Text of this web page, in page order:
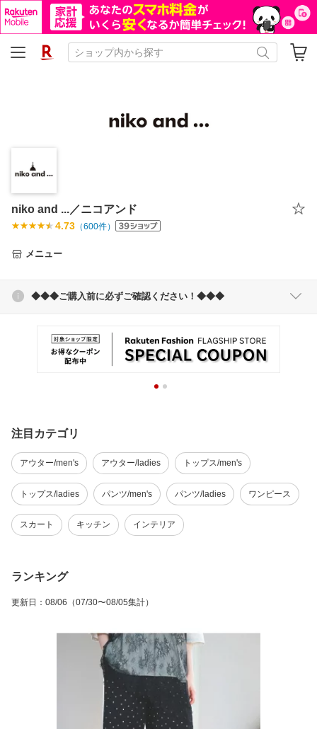
niko and ...／ニコアンド
4.73 （600件）
メニュー
◆◆◆ご購入前に必ずご確認ください！◆◆◆
注目カテゴリ
アウター/men's アウター/ladies トップス/men's
トップス/ladies パンツ/men's パンツ/ladies ワンピース
スカート キッチン インテリア
ランキング
更新日 ： 08/06 （07/30〜08/05集計）